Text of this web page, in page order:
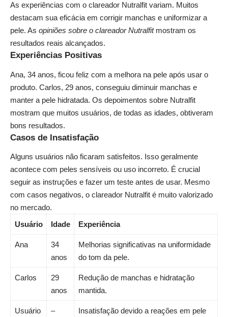
As experiências com o clareador Nutralfit variam. Muitos
destacam sua eficácia em corrigir manchas e uniformizar a
pele. As opiniões sobre o clareador Nutralfitmostram os
resultados reais alcançados.
Experiências Positivas
Ana, 34 anos, ficou feliz com a melhora na pele após usar o
produto. Carlos, 29 anos, conseguiu diminuir manchas e
manter a pele hidratada. Os depoimentos sobre Nutralfit
mostram que muitos usuários, de todas as idades, obtiveram
bons resultados.
Casos de Insatisfação
Alguns usuários não ficaram satisfeitos. Isso geralmente
acontece com peles sensíveis ou uso incorreto. É crucial
seguir as instruções e fazer um teste antes de usar. Mesmo
com casos negativos, o clareador Nutralfit é muito valorizado
no mercado.
Usuário
Idade Experiência
Ana
34
anos
Melhorias significativas na uniformidade
do tom da pele.
Carlos
29
anos
Redução de manchas e hidratação
mantida.
Usuário – Insatisfação devido a reações em pele